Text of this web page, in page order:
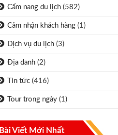
Cẩm nang du lịch (582)
Cảm nhận khách hàng (1)
Dịch vụ du lịch (3)
Địa danh (2)
Tin tức (416)
Tour trong ngày (1)
Bài Viết Mới Nhất